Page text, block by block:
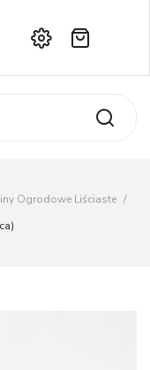
Ogrodowe Liściaste /